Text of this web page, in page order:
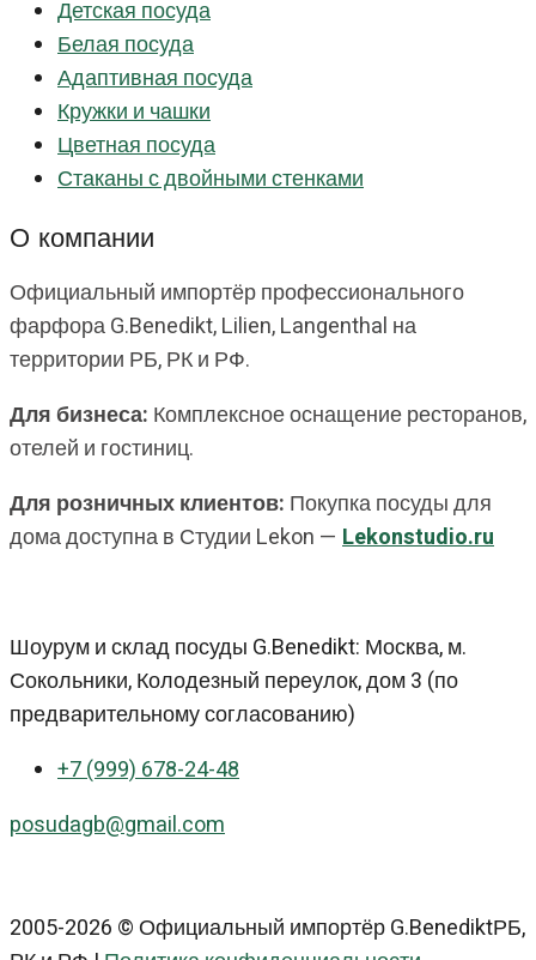
Детская посуда
Белая посуда
Адаптивная посуда
Кружки и чашки
Цветная посуда
Стаканы с двойными стенками
О компании
Официальный импортёр профессионального
фарфора G.Benedikt, Lilien, Langenthal на
территории РБ, РК и РФ.
Для бизнеса: Комплексное оснащение ресторанов,
отелей и гостиниц.
Для розничных клиентов: Покупка посуды для
дома доступна в Студии Lekon — Lekonstudio.ru
Шоурум и склад посуды G.Benedikt: Москва, м.
Сокольники, Колодезный переулок, дом 3 (по
предварительному согласованию)
+7 (999) 678-24-48
posudagb@gmail.com
2005-2026 © Официальный импортёр G.BenediktРБ,